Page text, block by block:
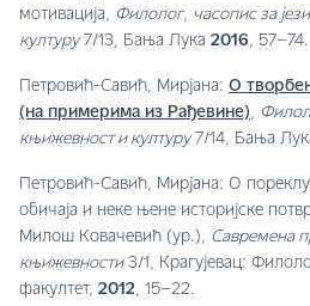
мотивација, Филолог, часопис за
културу7/13, Бања Лука 2016, 57–74.
Петровић-Савић, Мирјана: О
(на примерима из Рађевине),
књижевност и културу7/14, Бања
Петровић-Савић, Мирјана: О
обичаја и неке њене историјске
Милош Ковачевић (ур.), Савремена
књижевности3/1, Крагујевац:
факултет, 2012, 15–22.